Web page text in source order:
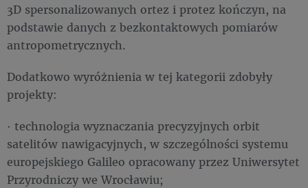
3D spersonalizowanych ortez i protez kończyn, na
podstawie danych z bezkontaktowych pomiarów
antropometrycznych.
Dodatkowo wyróżnienia w tej kategorii zdobyły
projekty:
· technologia wyznaczania precyzyjnych orbit
satelitów nawigacyjnych, w szczególności systemu
europejskiego Galileo opracowany przez Uniwersytet
Przyrodniczy we Wrocławiu;